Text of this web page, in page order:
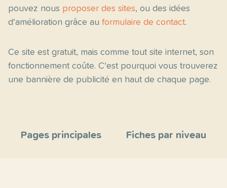
pouvez nous proposer des sites, ou des idées
d'amélioration grâce au formulaire de contact.
Ce site est gratuit, mais comme tout site internet, son
fonctionnement coûte. C'est pourquoi vous trouverez
une bannière de publicité en haut de chaque page.
Pages principales Fiches par niveau